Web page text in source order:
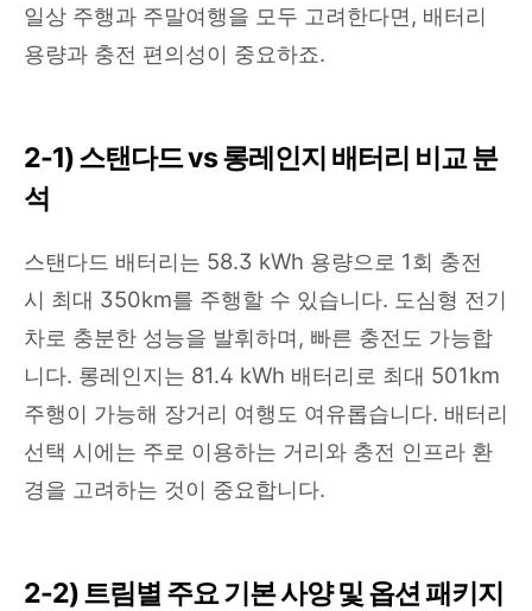
일상 주행과 주말여행을 모두 고려한다면, 배터리
용량과 충전 편의성이 중요하죠.
2-1) 스탠다드 vs 롱레인지 배터리 비교 분
석
스탠다드 배터리는 58.3 kWh 용량으로 1회 충전
시 최대 350km를 주행할 수 있습니다. 도심형 전기
차로 충분한 성능을 발휘하며, 빠른 충전도 가능합
니다. 롱레인지는 81.4 kWh 배터리로 최대 501km
주행이 가능해 장거리 여행도 여유롭습니다. 배터리
선택 시에는 주로 이용하는 거리와 충전 인프라 환
경을 고려하는 것이 중요합니다.
2-2) 트림별 주요 기본 사양 및 옵션 패키지